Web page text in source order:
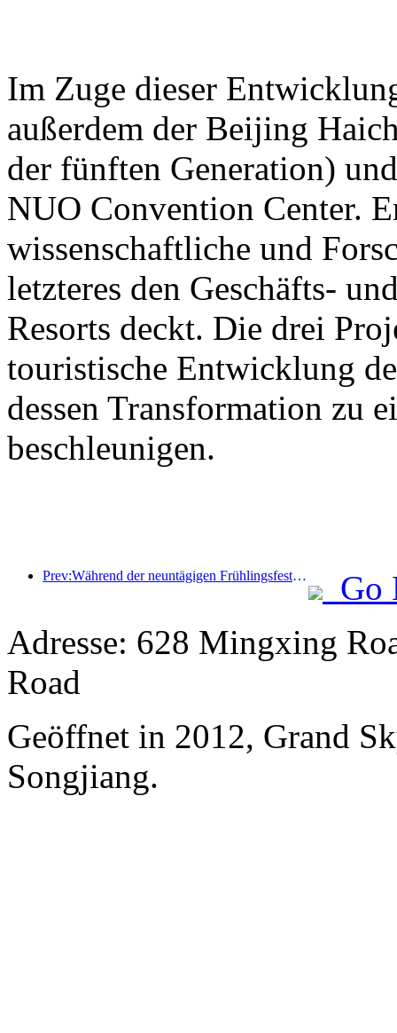
Im Zuge dieser
außerdem der Beijing
der fünften Generation)
NUO Convention Center.
wissenschaftliche und
letzteres den Geschäfts-
Resorts deckt. Die drei
touristische Entwicklung
dessen Transformation zu
beschleunigen.
Prev:Während der neuntägigen Frühlingsfesttage werden voraussichtlich mehr als 18 Millionen Menschen ins Land ein- und ausreisen.
Go
Adresse: 628 Mingxing
Road
Geöffnet in 2012, Grand
Songjiang.